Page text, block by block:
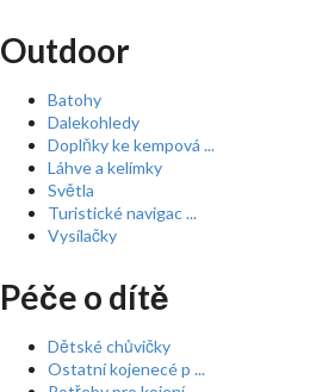
Outdoor
Batohy
Dalekohledy
Doplňky ke kempová ...
Láhve a kelímky
Světla
Turistické navigac ...
Vysílačky
Péče o dítě
Dětské chůvičky
Ostatní kojenecé p ...